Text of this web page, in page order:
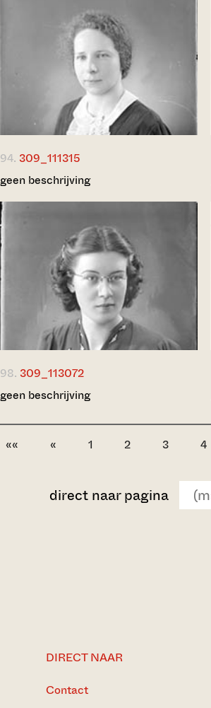
94. 309_111315
geen beschrijving
98. 309_113072
geen beschrijving
«« « 1 2 3 4
direct naar pagina
DIRECT NAAR
Contact